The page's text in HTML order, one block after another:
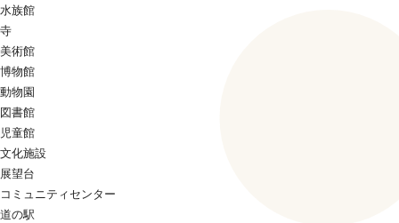
水族館
寺
美術館
博物館
動物園
図書館
児童館
文化施設
展望台
コミュニティセンター
道の駅